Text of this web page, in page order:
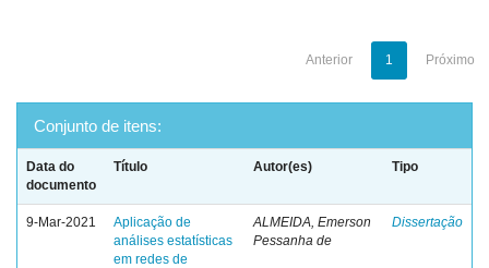
Anterior 1 Próximo
Conjunto de itens:
Data do
documento
Título Autor(es) Tipo
9-Mar-2021
Aplicação de
análises estatísticas
em redes de
ALMEIDA, Emerson
Pessanha de
Dissertação